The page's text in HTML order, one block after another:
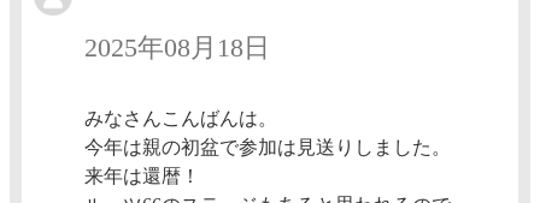
2025年08月18日
みなさんこんばんは。
今年は親の初盆で参加は見送りしました。
来年は還暦！